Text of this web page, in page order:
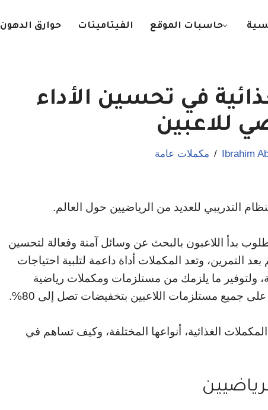
حاسبات الموقع الفيتامينات حوارق الدهون
في تحسين الأداء
للاعبين
Ibrahim مكملات عامة
التدريبي للعديد من الرياضيين حول العالم.
بدأ اللاعبون بالبحث عن وسائل آمنة وفعالة لتحسين
بعد التمرين، وتعد المكملات أداة داعمة لتلبية احتياجات
ولتوفير ما يلزمك من مستلزمات ومكملات رياضية
جميع مستلزمات اللاعبين بتخفيضات تصل إلى 80%.
الغذائية، أنواعها المختلفة، وكيف تساهم في